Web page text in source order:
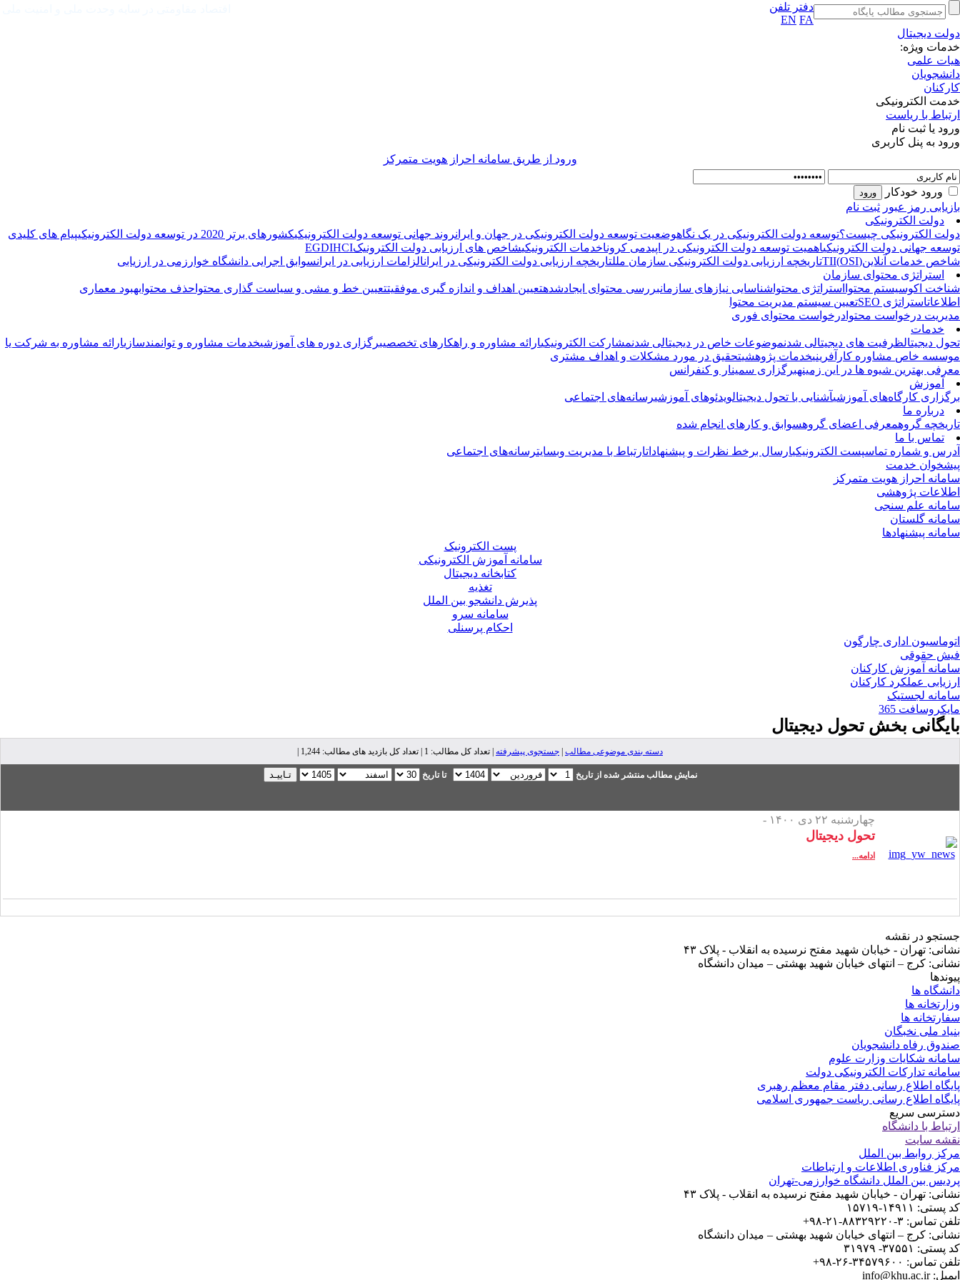
دفتر تلفن
EN FA
دولت دیجیتال
خدمات ویژه:
هیات علمی
دانشجویان
کارکنان
خدمت الکترونیکی
ارتباط با ریاست
ورود یا ثبت نام
ورود به پنل کاربری
ورود از طريق سامانه احراز هويت متمركز
ورود خودکار
بازیابی رمز عبور ثبت نام
دولت الکترونیکی
دولت الکترونیکی چیست؟توسعه دولت الکترونیکی در یک نگاهوضعیت توسعه دولت الکترونیکی در جهان و ایرانروند جهانی توسعه دولت الکترونیکیکشورهای برتر 2020 در توسعه دولت الکترونیکی
پیام های کلیدی
توسعه جهانی دولت الکترونیکیاهمیت توسعه دولت الکترونیکی در اپیدمی کروناخدمات الکترونیکیشاخص های ارزیابی دولت الکترونیک EGDIHCI
شاخص خدمات آنلاین(OSI)
TIIتاریخچه ارزیابی دولت الکترونیکی سازمان مللتاریخچه ارزیابی دولت الکترونیکی در ایرانالزامات ارزیابی در ایرانسوابق اجرایی دانشگاه خوارزمی در ارزیابی
استراتژی محتوای سازمان
شناخت اکوسیستم محتوا استراتژی محتوا شناسایی نیازهای سازمانبررسی محتوای ایجادشدهتعیین اهداف و اندازه گیری موفقیتتعیین خط و مشی و سیاست گذاری محتوا حذف محتوا بهبود معماری
اطلاعاتاستراتژی SEO
تعیین سیستم مدیریت محتوا
مدیریت درخواست محتوا درخواست محتوای فوری
خدمات
تحول دیجیتالظرفیت های دیجیتالی شدنموضوعات خاص در دیجیتالی شدنمشارکت الکترونیکیارائه مشاوره و راهکارهای تخصصیبرگزاری دوره های آموزشیخدمات مشاوره و توانمندسازیارائه مشاوره به شرکت یا
موسسه خاص مشاوره کارآفرینیخدمات پژوهشیتحقیق در مورد مشکلات و اهداف مشتری
معرفی بهترین شیوه ها در این زمینهبرگزاری سمینار و کنفرانس
آموزش
برگزاری کارگاه‌های آموزشیآشنایی با تحول دیجیتالویدئوهای آموزشیرسانه‌های اجتماعی
درباره ما
تاریخچه گروهمعرفی اعضای گروهسوابق و کارهای انجام شده
تماس با ما
آدرس و شماره تماسپست الکترونیکیارسال برخط نظرات و پیشنهاداتارتباط با مدیریت وبسایترسانه‌های اجتماعی
پیشخوان خدمت
سامانه احراز هویت متمرکز
اطلاعات پژوهشی
سامانه علم سنجی
سامانه گلستان
سامانه پیشنهادها
پست الکترونیک
سامانه آموزش الکترونیکی
کتابخانه دیجیتال
تغذیه
پذیرش دانشجو بین الملل
سامانه سرو
احکام پرسنلی
اتوماسیون اداری چارگون
فیش حقوقی
سامانه آموزش کارکنان
ارزیابی عملکرد کارکنان
سامانه لجستیک
مایکروسافت 365
بایگانی بخش تحول دیجیتال
دسته بندی موضوعی مطالب جستجوی پیشرفته | تعداد کل مطالب: 1 | تعداد کل بازدید های مطالب: 1,244 |
نمایش مطالب منتشر شده از تاریخ تا تاریخ
چهارشنبه ۲۲ دی ۱۴۰۰ -
تحول دیجیتال
ادامه...
جستجو در نقشه
نشانی: تهران - خیابان شهید مفتح نرسیده به انقلاب - پلاک ۴۳
نشانی: کرج – انتهای خیابان شهید بهشتی – میدان دانشگاه
پیوندها
دانشگاه ها
وزارتخانه ها
سفارتخانه ها
بنیاد ملی نخبگان
صندوق رفاه دانشجویان
سامانه شکایات وزارت علوم
سامانه تدارکات الکترونیکی دولت
پایگاه اطلاع رسانی دفتر مقام معظم رهبری
پایگاه اطلاع رسانی ریاست جمهوری اسلامی
دسترسی سریع
ارتباط با دانشگاه
نقشه سایت
مرکز روابط بین الملل
مرکز فناوری اطلاعات و ارتباطات
پردیس بین الملل دانشگاه خوارزمی-تهران
نشانی: تهران - خیابان شهید مفتح نرسیده به انقلاب - پلاک ۴۳
کد پستی: ۱۴۹۱۱-۱۵۷۱۹
تلفن تماس: ۳-۸۸۳۲۹۲۲۰-۲۱-۹۸+
نشانی: کرج – انتهای خیابان شهید بهشتی – میدان دانشگاه
کد پستی: ۳۷۵۵۱- ۳۱۹۷۹
تلفن تماس: ۳۴۵۷۹۶۰۰-۲۶-۹۸+
ایمیل: info@khu.ac.ir